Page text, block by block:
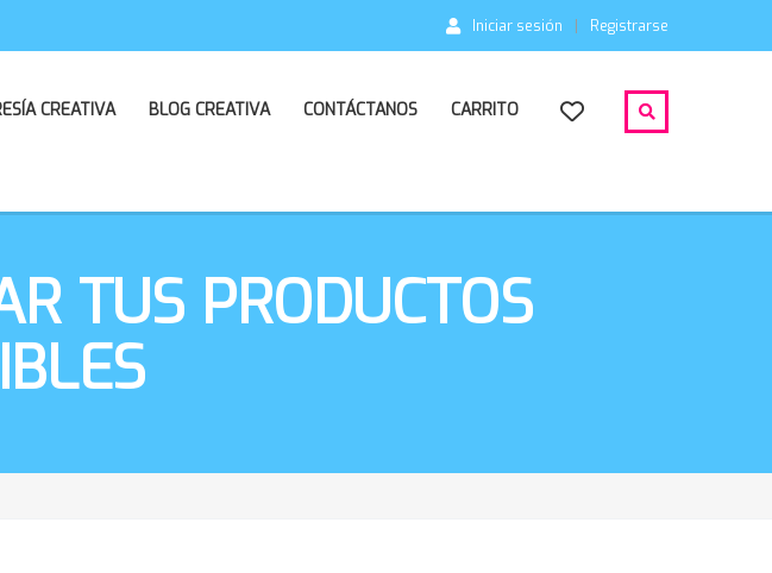
Iniciar sesión Registrarse
CREATIVA BLOG CREATIVA CONTÁCTANOS CARRITO
TUS PRODUCTOS